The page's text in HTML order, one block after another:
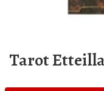
Tarot